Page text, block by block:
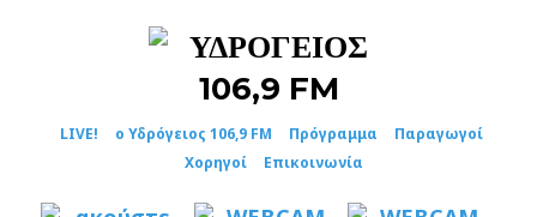
LIVE! ο Υδρόγειος 106,9 FM Πρόγραμμα
Παραγωγοί
Χορηγοί
Επικοινωνία